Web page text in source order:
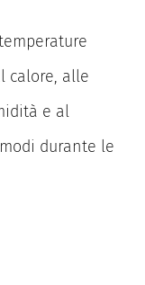
calore, alle
e al
durante le